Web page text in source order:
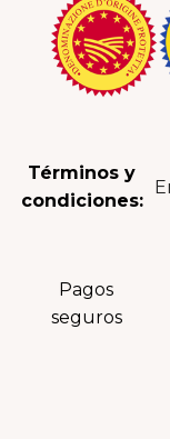
Términos y
condiciones:
Pagos
seguros